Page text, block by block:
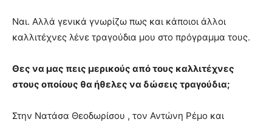
Ναι. Αλλά γενικά γνωρίζω πως και κάποιοι άλλοι
καλλιτέχνες λένε τραγούδια μου στο πρόγραμμα τους.
Θες να μας πεις μερικούς από τους καλλιτέχνες
στους οποίους θα ήθελες να δώσεις τραγούδια;
Στην Νατάσα Θεοδωρίσου , τον Αντώνη Ρέμο και